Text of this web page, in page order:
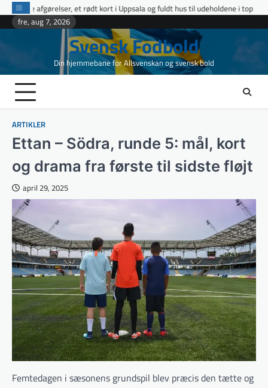
Skipi Uppsala og fuldt hus til udeholdene i topopgør
Ettan Norra runde 9:
fre, aug 7, 2026
Svensk Fodbold
Din hjemmebane for Allsvenskan og svensk bold
ARTIKLER
Ettan – Södra, runde 5: mål, kort
og drama fra første til sidste fløjt
april 29, 2025
Femtedagen i sæsonens grundspil blev præcis den tætte og